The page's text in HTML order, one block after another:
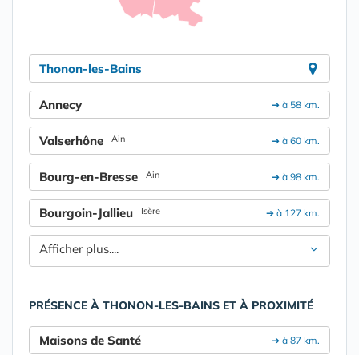
Thonon-les-Bains
➔ à 58 km.
Annecy
➔ à 60 km.
Valserhône Ain
➔ à 98 km.
Bourg-en-Bresse Ain
➔ à 127 km.
Bourgoin-Jallieu Isère
Afficher plus....
PRÉSENCE À THONON-LES-BAINS ET À PROXIMITÉ
➔ à 87 km.
Maisons de Santé